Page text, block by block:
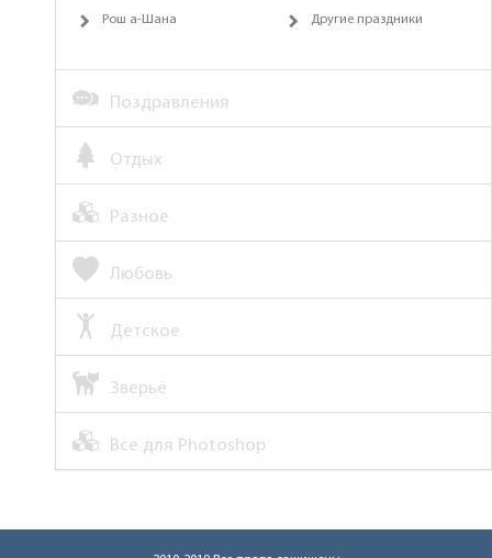
Рош а-Шана Другие праздники
Поздравления
Отдых
Разное
Любовь
Детское
Зверьё
Все для Photoshop